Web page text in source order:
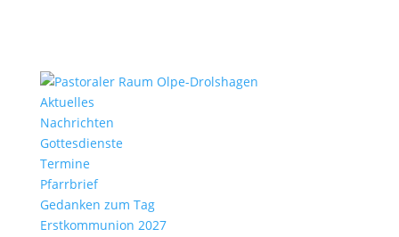
Aktu­elles
Nach­richten
Gottes­dienste
Termine
Pfarr­brief
Gedanken zum Tag
Erst­kom­mu­nion 2027